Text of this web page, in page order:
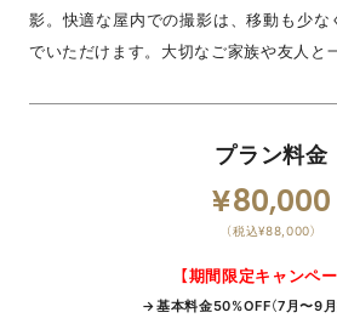
影。快適な屋内での撮影は、移動も少な
でいただけます。大切なご家族や友人と
プラン料金
80,000
（税込¥88,000）
【期間限定キャンペー
→基本料金50%OFF（7月〜9月